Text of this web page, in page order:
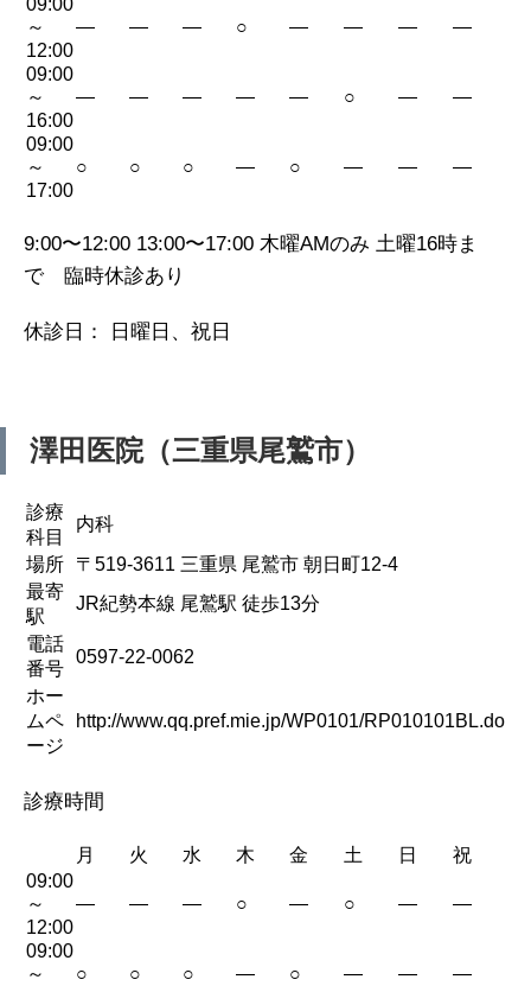
09:00
～
12:00
— — — ○ — — — —
09:00
～
16:00
— — — — — ○ — —
09:00
～
17:00
○ ○ ○ — ○ — — —
9:00〜12:00 13:00〜17:00 木曜AMのみ 土曜16時ま
で 臨時休診あり
休診日： 日曜日、祝日
澤田医院（三重県尾鷲市）
診療
科目
内科
場所
〒519-3611 三重県 尾鷲市 朝日町12-4
最寄
駅
JR紀勢本線 尾鷲駅 徒歩13分
電話
番号
0597-22-0062
ホー
ムペ
ージ
http://www.qq.pref.mie.jp/WP0101/RP010101BL.do
診療時間
月 火 水 木 金 土 日
祝
09:00
～
12:00
— — — ○ — ○ — —
09:00
～
○ ○ ○ — ○ — — —